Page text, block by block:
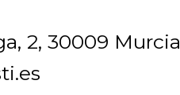
2, 30009 Murcia